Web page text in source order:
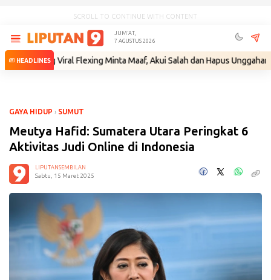
SCROLL TO CONTINUE WITH CONTENT
JUM'AT,
7 AGUSTUS 2026
HEADLINES
Viral Flexing Minta Maaf, Akui Salah dan Hapus Unggahan •
GAYA HIDUP › SUMUT
Meutya Hafid: Sumatera Utara Peringkat 6
Aktivitas Judi Online di Indonesia
LIPUTANSEMBILAN
Sabtu, 15 Maret 2025